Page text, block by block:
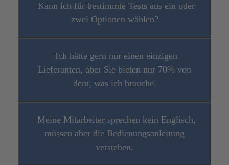
Kann ich für bestimmte Tests aus ein oder
zwei Optionen wählen?
Ich hätte gern nur einen einzigen
Lieferanten, aber Sie bieten nur 70% von
dem, was ich brauche.
Meine Mitarbeiter sprechen kein Englisch,
müssen aber die Bedienungsanleitung
verstehen.